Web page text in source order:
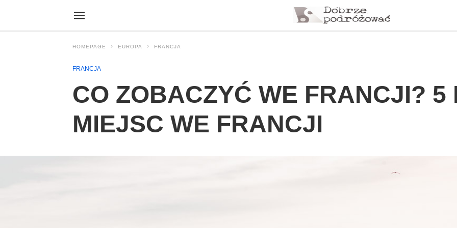
HOMEPAGE EUROPA FRANCJA
FRANCJA
CO ZOBACZYĆ WE FRANCJI? 5
MIEJSC WE FRANCJI